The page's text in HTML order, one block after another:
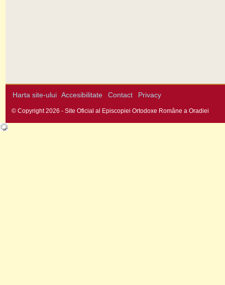
Harta site-ului Accesibilitate Contact Privacy
© Copyright 2026 - Site Oficial al Episcopiei Ortodoxe Române a Oradiei